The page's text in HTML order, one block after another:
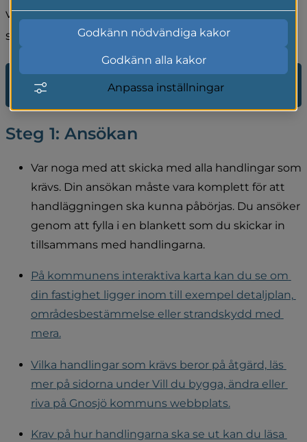
välkommen att kontakta
samhällsbyggnadsförvaltningen.
Kontakta samhällsbyggnadsförvaltningen på
Gnosjö kommun
Steg 1: Ansökan
Var noga med att skicka med alla handlingar som
krävs. Din ansökan måste vara komplett för att
handläggningen ska kunna påbörjas. Du ansöker
genom att fylla i en blankett som du skickar in
tillsammans med handlingarna.
På kommunens interaktiva karta kan du se om
din fastighet ligger inom till exempel detaljplan,
områdesbestämmelse eller strandskydd med
mera.
Vilka handlingar som krävs beror på åtgärd, läs
mer på sidorna under Vill du bygga, ändra eller
riva på Gnosjö kommuns webbplats.
Krav på hur handlingarna ska se ut kan du läsa
Godkänn nödvändiga kakor
Godkänn alla kakor
Anpassa inställningar